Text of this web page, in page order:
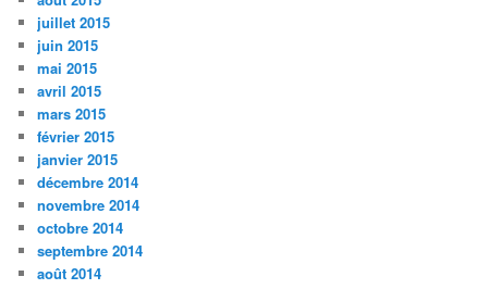
juillet 2015
juin 2015
mai 2015
avril 2015
mars 2015
février 2015
janvier 2015
décembre 2014
novembre 2014
octobre 2014
septembre 2014
août 2014